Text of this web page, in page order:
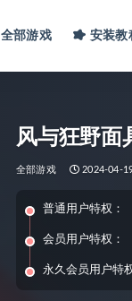
全部游戏 安装教
风与狂野面
全部游戏 2024-04-
普通用户特权：
会员用户特权：
永久会员用户特